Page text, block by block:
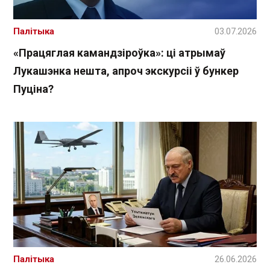
«Працяглая камандзіроўка»: ці атрымаў
Лукашэнка нешта, апроч экскурсіі ў бункер
Пуціна?
Палітыка 03.07.2026
Палітыка 26.06.2026